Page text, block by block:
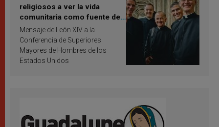
religiosos a ver la vida
comunitaria como fuente de
inspiración y santificación
Mensaje de León XIV a la
Conferencia de Superiores
Mayores de Hombres de los
Estados Unidos